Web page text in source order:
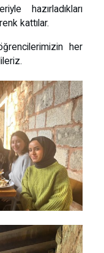
hazırladıkları
kattılar.
her